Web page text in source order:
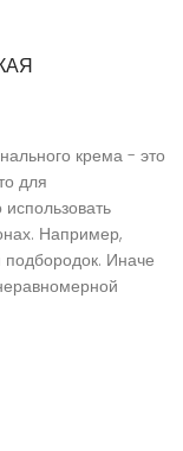
крема - это
для
Например,
Иначе